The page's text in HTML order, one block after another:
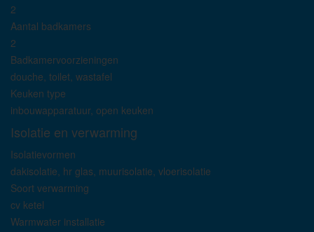
2
Aantal badkamers
2
Badkamervoorzieningen
douche, toilet, wastafel
Keuken type
inbouwapparatuur, open keuken
Isolatie en verwarming
Isolatievormen
dakisolatie, hr glas, muurisolatie, vloerisolatie
Soort verwarming
cv ketel
Warmwater installatie